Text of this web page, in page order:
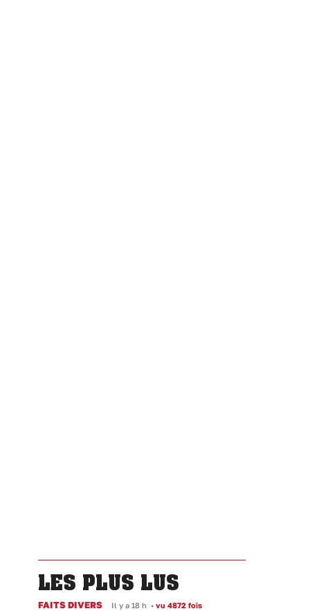
LES PLUS LUS
FAITS DIVERS Il y a 18 h • vu 4872 fois